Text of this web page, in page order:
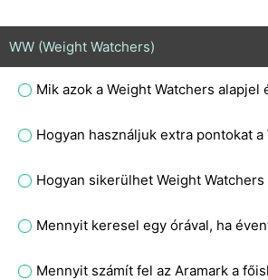
WW (Weight Watchers)
Mik azok a Weight Watchers alapjel
Hogyan használjuk extra pontokat a
Hogyan sikerülhet Weight
Mennyit keresel egy órával, ha